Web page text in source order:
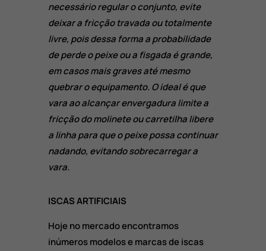
necessário regular o conjunto, evite
deixar a fricção travada ou totalmente
livre, pois dessa forma a probabilidade
de perde o peixe ou a fisgada é grande,
em casos mais graves até mesmo
quebrar o equipamento. O ideal é que
vara ao alcançar envergadura limite a
fricção do molinete ou carretilha libere
a linha para que o peixe possa continuar
nadando, evitando sobrecarregar a
vara.
ISCAS ARTIFICIAIS
Hoje no mercado encontramos
inúmeros modelos e marcas de iscas